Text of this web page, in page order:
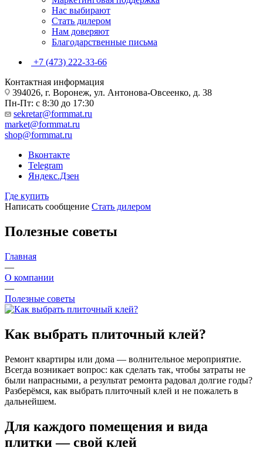
Нас выбирают
Стать дилером
Нам доверяют
Благодарственные письма
+7 (473) 222-33-66
Контактная информация
394026, г. Воронеж, ул. Антонова-Овсеенко, д. 38
Пн-Пт: с 8:30 до 17:30
sekretar@formmat.ru
market@formmat.ru
shop@formmat.ru
Вконтакте
Telegram
Яндекс.Дзен
Где купить
Написать сообщение Стать дилером
Полезные советы
Главная
—
О компании
—
Полезные советы
Как выбрать плиточный клей?
Ремонт квартиры или дома — волнительное мероприятие.
Всегда возникает вопрос: как сделать так, чтобы затраты не
были напрасными, а результат ремонта радовал долгие годы?
Разберёмся, как выбрать плиточный клей и не пожалеть в
дальнейшем.
Для каждого помещения и вида
плитки — свой клей